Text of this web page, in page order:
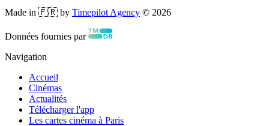
Made in 🇫🇷 by Timepilot Agency © 2026
Données fournies par
Navigation
Accueil
Cinémas
Actualités
Télécharger l'app
Les cartes cinéma à Paris